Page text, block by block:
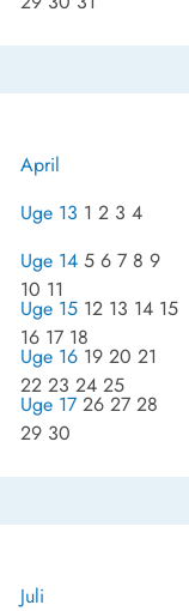
April
Uge 13 1 2 3 4
Uge 14 5 6 7 8 9
10 11
Uge 15 12 13 14 15
16 17 18
Uge 16 19 20 21
22 23 24 25
Uge 17 26 27 28
29 30
Juli